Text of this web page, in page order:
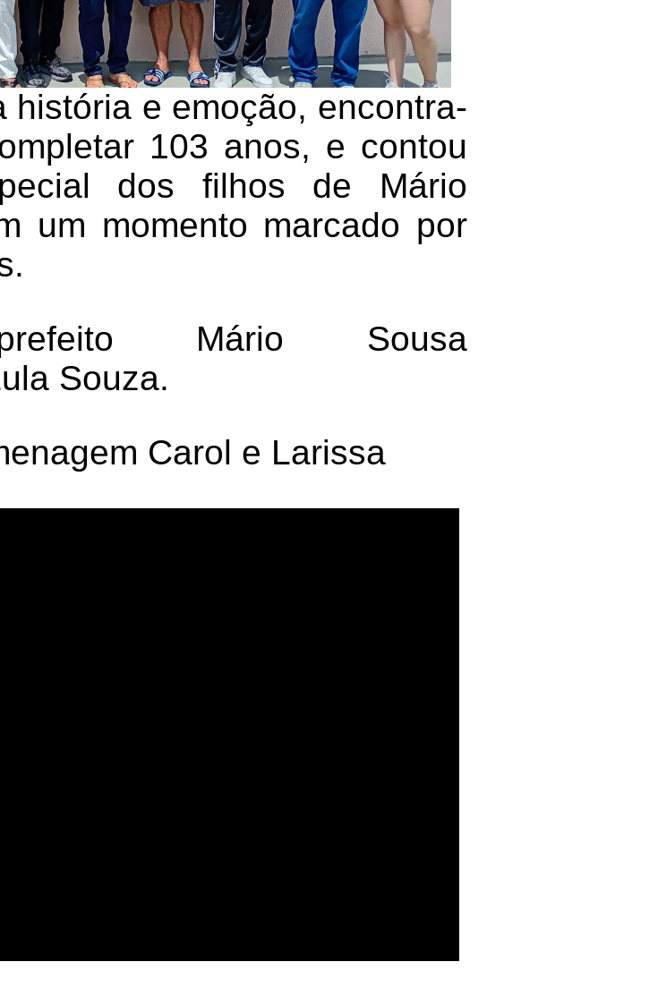
história e emoção, encontra-
103 anos, e contou
dos filhos de Mário
um momento marcado por
Mário Sousa
Souza.
Carol e Larissa